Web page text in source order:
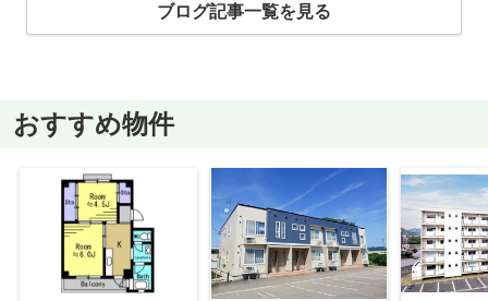
ブログ記事一覧を見る
おすすめ物件